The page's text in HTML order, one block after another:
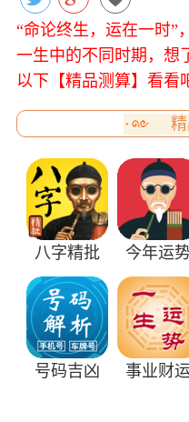
“命论终生，运在一时”
一生中的不同时期，想
以下【精品测算】看看
八字精批 今年运
号码吉凶 事业财